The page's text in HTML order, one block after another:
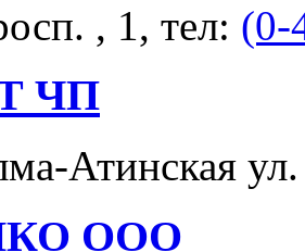
, 1, тел: (0-
ЧП
Атинская
ООО